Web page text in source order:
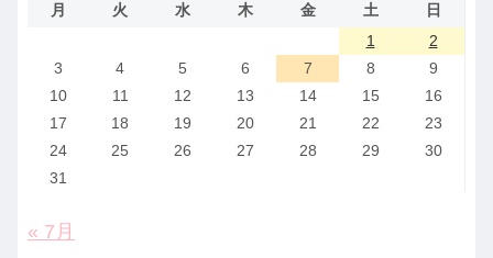
月 火 水 木 金 土
日
1
2
3
4 5 6 7 8
9
10
11 12 13 14 15
16
17
18 19 20 21 22
23
24
25 26 27 28 29
30
31
« 7月